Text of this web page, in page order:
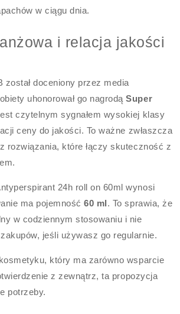
w ciągu dnia.
i relacja jakości
został doceniony przez media
uhonorował go nagrodąSuper
czytelnym sygnałem wysokiej klasy
ceny do jakości. To ważne zwłaszcza
rozwiązania, które łączy skuteczność z
24h roll on 60ml wynosi
ma pojemność60 ml. To sprawia, że
w codziennym stosowaniu i nie
jeśli używasz go regularnie.
który ma zarówno wsparcie
z zewnątrz, ta propozycja
potrzeby.